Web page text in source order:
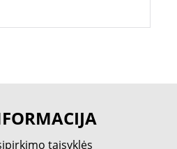
taisyklės